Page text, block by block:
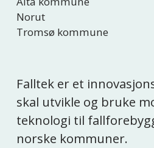
Norut
Tromsø kommune
Falltek er et
skal utvikle og bruke
teknologi til
norske kommuner.